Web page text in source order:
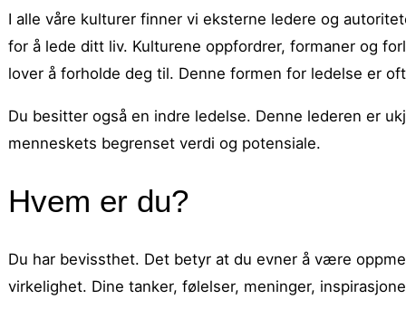
I alle våre kulturer finner vi eksterne ledere og
for å lede ditt liv. Kulturene oppfordrer, formaner og
lover å forholde deg til. Denne formen for ledelse er
Du besitter også en indre ledelse. Denne lederen er
menneskets begrenset verdi og potensiale.
Hvem er du?
Du har bevissthet. Det betyr at du evner å være
virkelighet. Dine tanker, følelser, meninger,